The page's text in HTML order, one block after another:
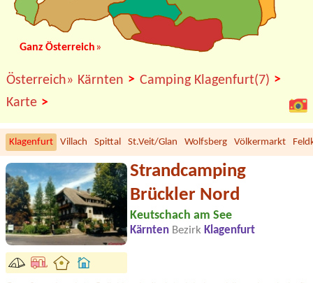
Ganz Österreich»
Österreich» Kärnten > Camping Klagenfurt(7) >
Karte >
Klagenfurt Villach Spittal St.Veit/Glan Wolfsberg Völkermarkt
Strandcamping
Brückler Nord
Keutschach am See
Kärnten Bezirk Klagenfurt